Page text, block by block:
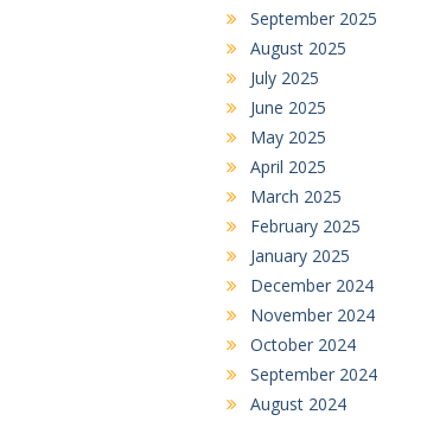
September 2025
August 2025
July 2025
June 2025
May 2025
April 2025
March 2025
February 2025
January 2025
December 2024
November 2024
October 2024
September 2024
August 2024